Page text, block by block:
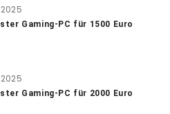
Gaming-PC für 1500 Euro
Gaming-PC für 2000 Euro